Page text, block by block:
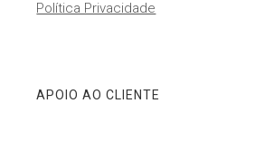
Política Privacidade
APOIO AO CLIENTE